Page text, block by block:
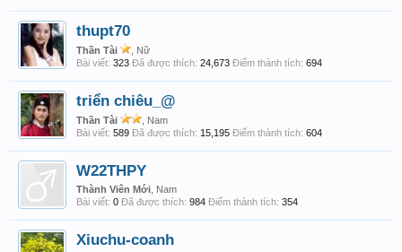
thupt70
Thần Tài
, Nữ
Bài viết: 323 Đã được thích: 24,673 Điểm thành tích: 694
triển chiêu_@
Thần Tài
, Nam
Bài viết: 589 Đã được thích: 15,195 Điểm thành tích: 604
W22THPY
Thành Viên Mới , Nam
Bài viết: 0 Đã được thích: 984 Điểm thành tích: 354
Xiuchu-coanh